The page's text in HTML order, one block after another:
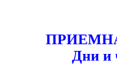
Дни и